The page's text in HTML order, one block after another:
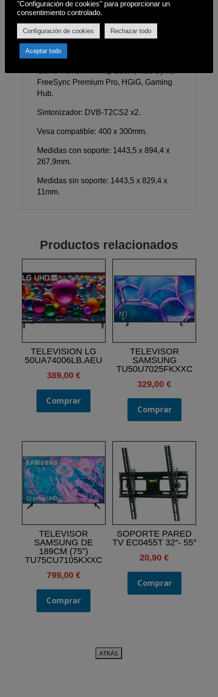
Matter Hub / IoT-Sensor Functionality /
Gaming: Auto Game Mode (ALLM), Game
Motion Plus, Dynamic Black EQ, VRR,
Sonido envolvente, Super Ultra Wide
FreeSync Premium Pro, HGiG, Gaming
Hub.
Sintonizador: DVB-T2CS2 x2.
Vesa compatible: 400 x 300mm.
Medidas con soporte: 1443,5 x 894,4 x
267,9mm.
Medidas sin soporte: 1443,5 x 829,4 x
11mm.
Productos relacionados
TELEVISION LG
50UA74006LB.AEU
389,00 €
Comprar
TELEVISOR
SAMSUNG
TU50U7025FKXXC
329,00€
Comprar
TELEVISOR
SAMSUNG DE
189CM (75”)
TU75CU7105KXXC
799,00 €
Comprar
SOPORTE PARED
TV EC0455T 32″- 55″
20,90€
Comprar
"Configuración de cookies" para proporcionar un
consentimiento controlado.
Configuración de cookies Rechazar todo
Aceptar todo